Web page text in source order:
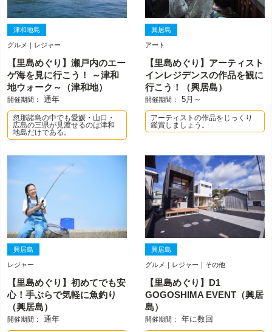
津和地島
グルメ｜レジャー
【里島めぐり】瀬戸内のエー
ゲ海を見に行こう！ ～津和
地ウォーク～（津和地）
開催期間： 通年
忽那諸島の中でも愛媛・山口・
広島の三県が見渡せるのは津和
地島だけである。
興居島
アート
【里島めぐり】アーティスト
インレジデンスの作品を観に
行こう！（興居島）
開催期間： 5月～
アーティストの作品をじっくり
鑑賞しましょう。
興居島
レジャー
【里島めぐり】初めてでも安
心！手ぶらで気軽に魚釣り
（興居島）
開催期間： 通年
興居島
グルメ｜レジャー｜その他
【里島めぐり】D1
GOGOSHIMA EVENT（興居
島）
開催期間： 年に数回